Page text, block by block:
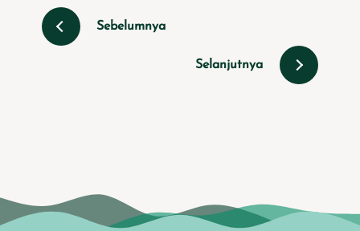
Sebelumnya
Selanjutnya